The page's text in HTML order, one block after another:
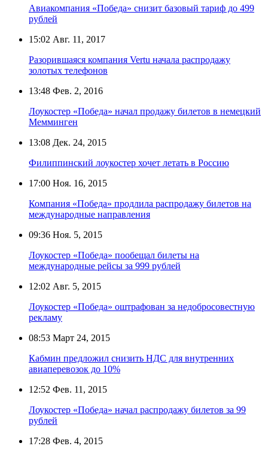
Авиакомпания «Победа» снизит базовый тариф до 499
рублей
15:02 Авг. 11, 2017
Разорившаяся компания Vertu начала распродажу
золотых телефонов
13:48 Фев. 2, 2016
Лоукостер «Победа» начал продажу билетов в немецкий
Мемминген
13:08 Дек. 24, 2015
Филиппинский лоукостер хочет летать в Россию
17:00 Ноя. 16, 2015
Компания «Победа» продлила распродажу билетов на
международные направления
09:36 Ноя. 5, 2015
Лоукостер «Победа» пообещал билеты на
международные рейсы за 999 рублей
12:02 Авг. 5, 2015
Лоукостер «Победа» оштрафован за недобросовестную
рекламу
08:53 Март 24, 2015
Кабмин предложил снизить НДС для внутренних
авиаперевозок до 10%
12:52 Фев. 11, 2015
Лоукостер «Победа» начал распродажу билетов за 99
рублей
17:28 Фев. 4, 2015